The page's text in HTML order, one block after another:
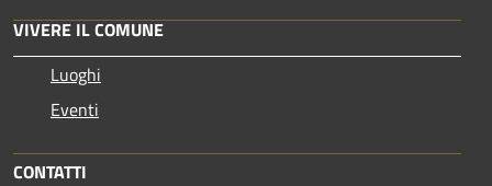
VIVERE IL COMUNE
Luoghi
Eventi
CONTATTI